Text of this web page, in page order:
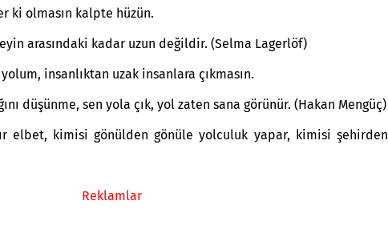
ki olmasın kalpte hüzün.
arasındaki kadar uzun değildir. (Selma Lagerlöf)
insanlıktan uzak insanlara çıkmasın.
düşünme, sen yola çık, yol zaten sana görünür. (Hakan Mengüç)
elbet, kimisi gönülden gönüle yolculuk yapar, kimisi şehirden
Reklamlar